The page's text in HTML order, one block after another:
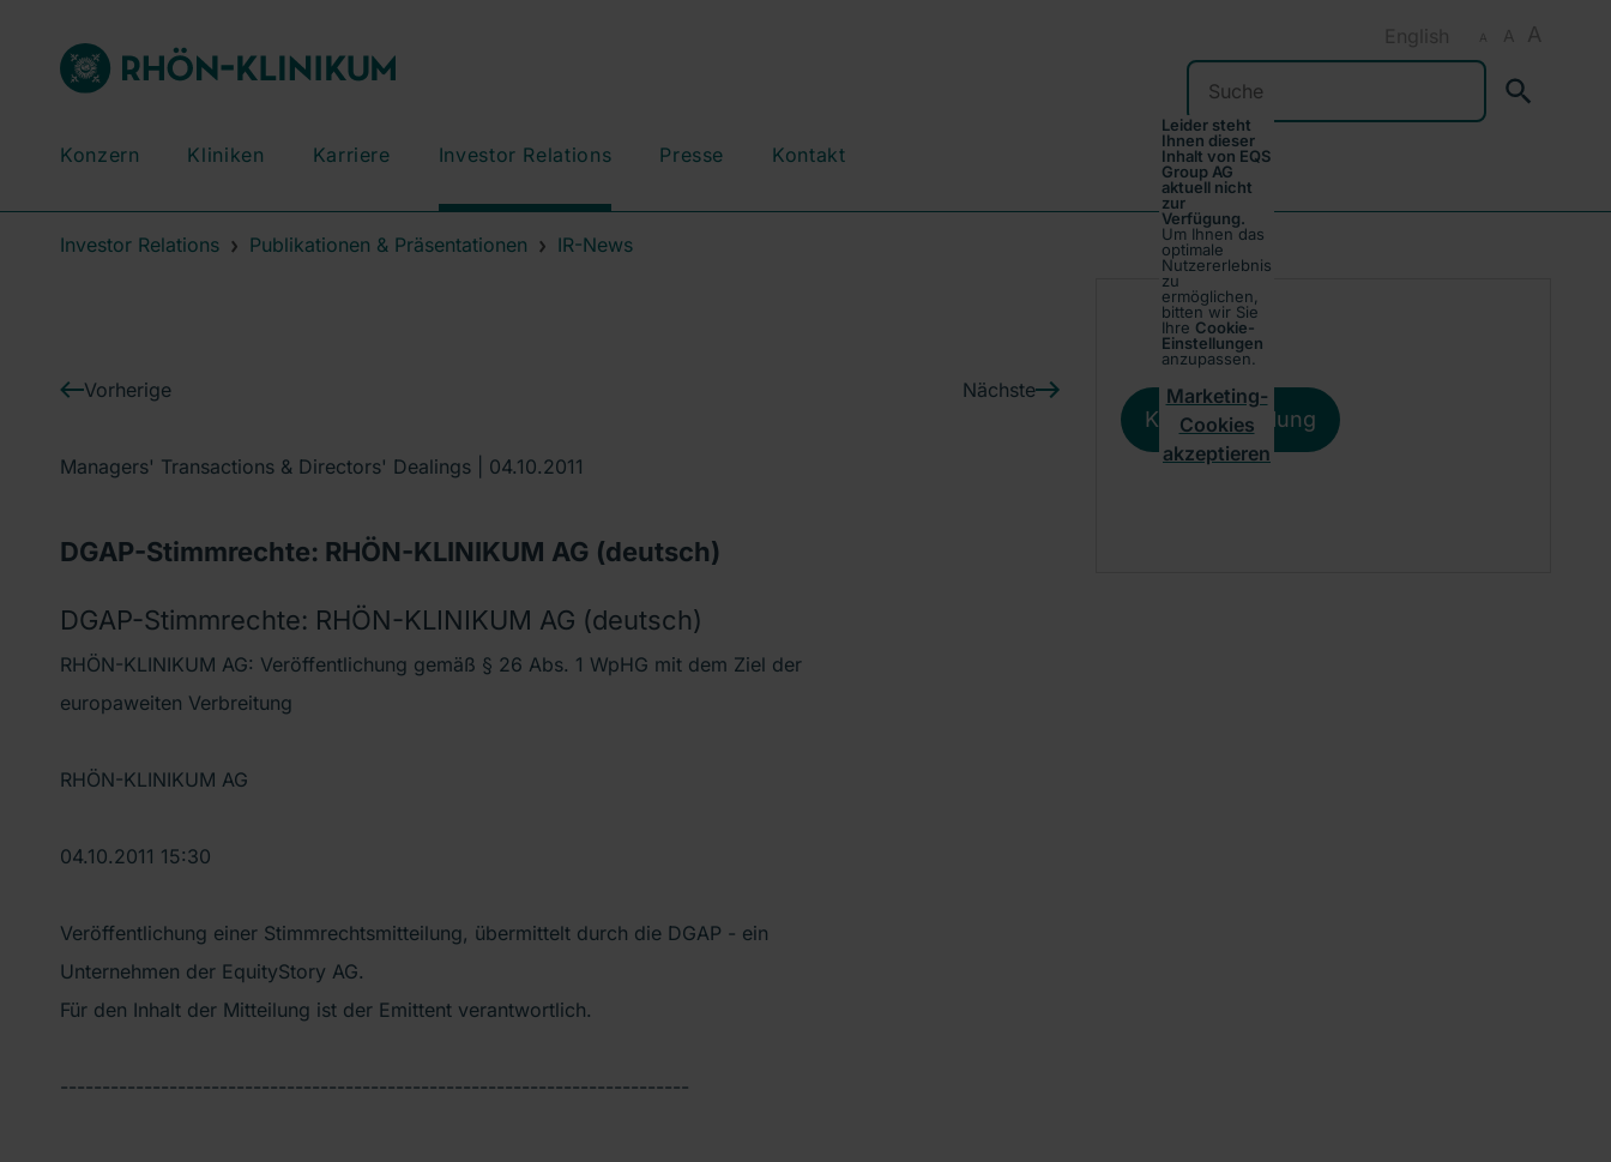
A A A
English
Suchen
Konzern Kliniken Karriere Investor Relations Presse Kontakt
Investor Relations Publikationen & Präsentationen IR-News
Vorherige Nächste
Managers' Transactions & Directors' Dealings | 04.10.2011
DGAP-Stimmrechte: RHÖN-KLINIKUM AG (deutsch)
DGAP-Stimmrechte: RHÖN-KLINIKUM AG (deutsch)
RHÖN-KLINIKUM AG: Veröffentlichung gemäß § 26 Abs. 1 WpHG mit dem Ziel der
europaweiten Verbreitung
RHÖN-KLINIKUM AG
04.10.2011 15:30
Veröffentlichung einer Stimmrechtsmitteilung, übermittelt durch die DGAP - ein
Unternehmen der EquityStory AG.
Für den Inhalt der Mitteilung ist der Emittent verantwortlich.
---------------------------------------------------------------------------
Leider steht
Ihnen dieser
Inhalt von EQS
Group AG
aktuell nicht
zur
Verfügung.
Um Ihnen das
optimale
Nutzererlebnis
zu
ermöglichen,
bitten wir Sie
Ihre Cookie-
Einstellungen
anzupassen.
Marketing-
Cookies
akzeptieren
Kursentwicklung